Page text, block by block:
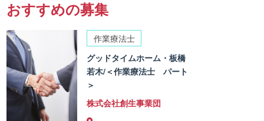
おすすめの募集
作業療法士
グッドタイムホーム・板橋
若木/＜作業療法士 パート
＞
株式会社創生事業団